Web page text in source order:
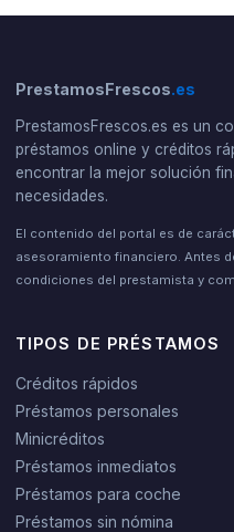
PrestamosFrescos.es
PrestamosFrescos.es es un
préstamos online y créditos
encontrar la mejor solución
necesidades.
El contenido del portal es de
asesoramiento financiero. Antes
condiciones del prestamista y
TIPOS DE PRÉSTAMOS
Créditos rápidos
Préstamos personales
Minicréditos
Préstamos inmediatos
Préstamos para coche
Préstamos sin nómina